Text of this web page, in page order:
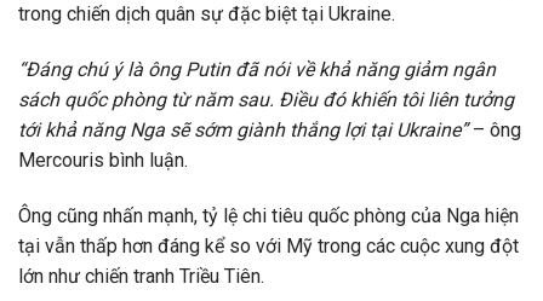
trong chiến dịch quân sự đặc biệt tại Ukraine.
“Đáng chú ý là ông Putin đã nói về khả năng giảm ngân
sách quốc phòng từ năm sau. Điều đó khiến tôi liên tưởng
tới khả năng Nga sẽ sớm giành thắng lợi tại Ukraine”– ông
Mercouris bình luận.
Ông cũng nhấn mạnh, tỷ lệ chi tiêu quốc phòng của Nga hiện
tại vẫn thấp hơn đáng kể so với Mỹ trong các cuộc xung đột
lớn như chiến tranh Triều Tiên.